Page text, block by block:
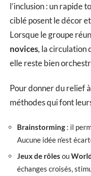
l’inclusion : un rapide
ciblé posent le décor
Lorsque le groupe
novices, la circulation
elle reste bien
Pour donner du relief
méthodes qui font
Brainstorming : il
Aucune idée n’est
Jeux de rôles ou
échanges croisés,